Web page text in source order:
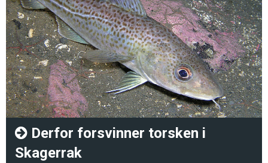
Derfor forsvinner torsken i
Skagerrak